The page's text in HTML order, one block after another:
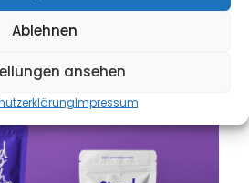
Ablehnen
ansehen
Impressum
ridiculus mus.